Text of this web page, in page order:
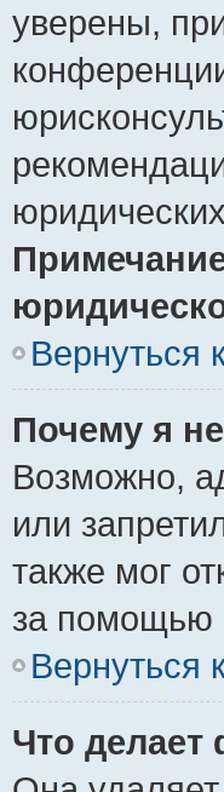
уверены,
Вернуться
Почему я
Возможно,
или
также мог
за помощью
Вернуться
Что